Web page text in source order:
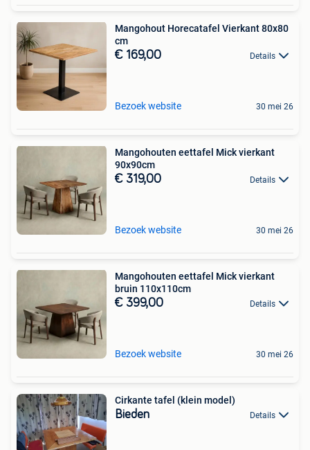
Mangohout Horecatafel Vierkant 80x80
cm
€ 169,00 Details
Bezoek website 30 mei 26
Mangohouten eettafel Mick vierkant
90x90cm
€ 319,00 Details
Bezoek website 30 mei 26
Mangohouten eettafel Mick vierkant
bruin 110x110cm
€ 399,00 Details
Bezoek website 30 mei 26
Cirkante tafel (klein model)
Bieden Details